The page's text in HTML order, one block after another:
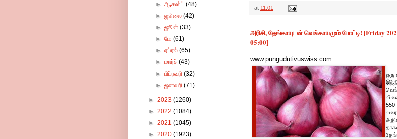
at 11:01
அரிசி, தேங்காயுடன் வெங்காயமும் போட்டி! [Friday
05:00]
www.pungudutivuswiss.com
ஒரு
550
வரை
► ஆகஸ்ட் (48)
► ஜூலை (42)
► ஜூன் (33)
► மே (61)
► ஏப்ரல் (65)
► மார்ச் (43)
► பிப்ரவரி (32)
► ஜனவரி (71)
► 2023 (1260)
► 2022 (1084)
► 2021 (1045)
► 2020 (1923)